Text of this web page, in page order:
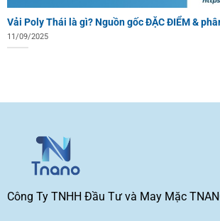
Vải Poly Thái là gì? Nguồn gốc ĐẶC ĐIỂM &
11/09/2025
Công Ty TNHH Đầu Tư và May Mặc